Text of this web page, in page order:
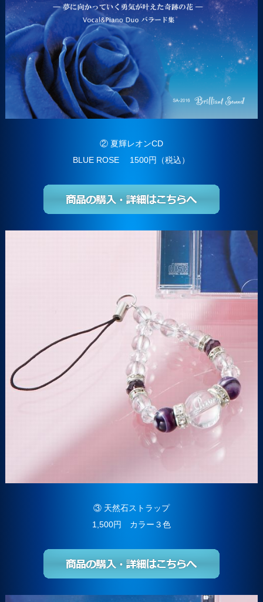
② 夏輝レオンCD
BLUE ROSE 1500円（税込）
③ 天然石ストラップ
1,500円 カラー３色